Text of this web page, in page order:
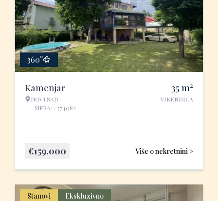
360°
Kamenjar
NOVI SAD
ŠIFRA: #574082
35 m2
VIKENDICA
Više o nekretnini >
€159.000
Stanovi Ekskluzivno